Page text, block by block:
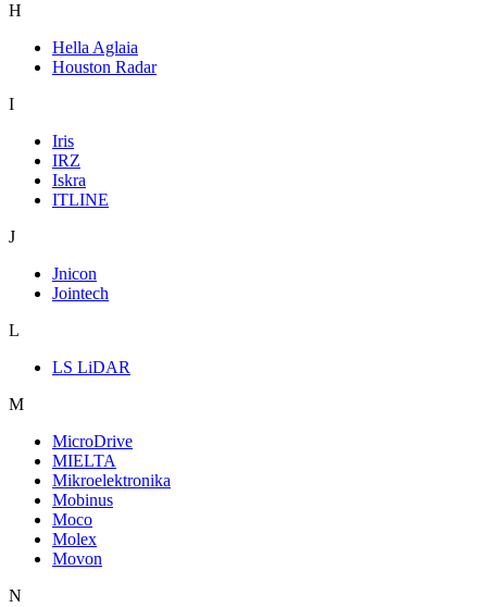
H
Hella Aglaia
Houston Radar
I
Iris
IRZ
Iskra
ITLINE
J
Jnicon
Jointech
L
LS LiDAR
M
MicroDrive
MIELTA
Mikroelektronika
Mobinus
Moco
Molex
Movon
N